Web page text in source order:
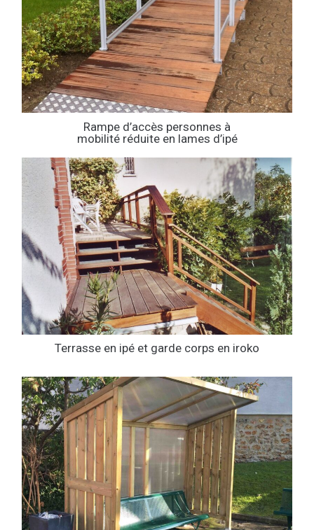
Rampe d’accès personnes à
mobilité réduite en lames d’ipé
Terrasse en ipé et garde corps en iroko